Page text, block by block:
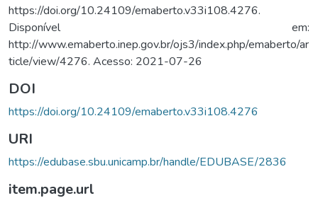
https://doi.org/10.24109/emaberto.v33i108.4276.
Disponível em:
http://www.emaberto.inep.gov.br/ojs3/index.php/emaberto/ar
ticle/view/4276. Acesso: 2021-07-26
DOI
https://doi.org/10.24109/emaberto.v33i108.4276
URI
https://edubase.sbu.unicamp.br/handle/EDUBASE/2836
item.page.url